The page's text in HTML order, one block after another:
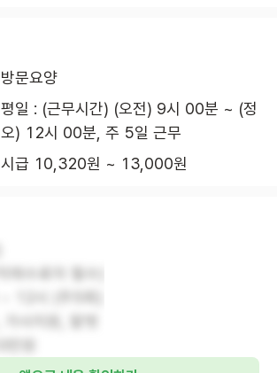
방문요양
평일 : (근무시간) (오전) 9시 00분 ~ (정
오) 12시 00분, 주 5일 근무
시급 10,320원 ~ 13,000원